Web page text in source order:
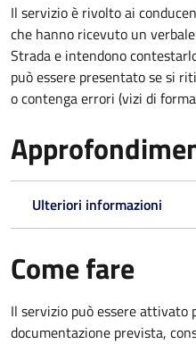
Il servizio è rivolto ai
che hanno ricevuto un
Strada e intendono
può essere presentato se si
o contenga errori (vizi di
Ulteriori informazioni
Come fare
Il servizio può essere
documentazione prevista,